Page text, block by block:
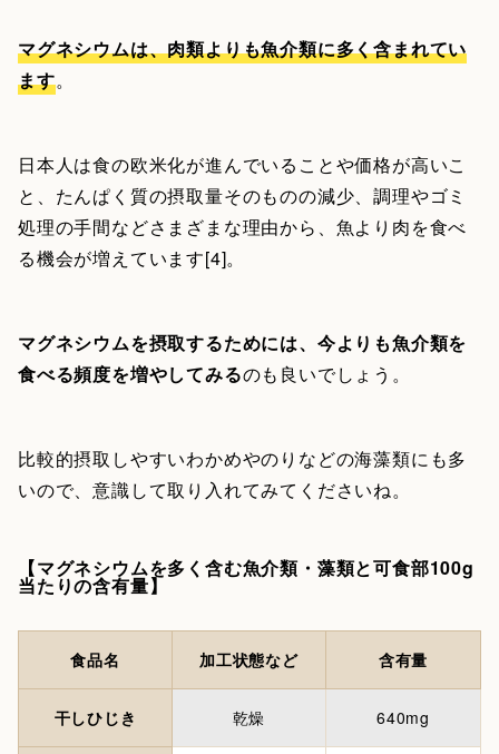
マグネシウムは、肉類よりも魚介類に多く含まれてい
ます。
日本人は食の欧米化が進んでいることや価格が高いこ
と、たんぱく質の摂取量そのものの減少、調理やゴミ
処理の手間などさまざまな理由から、魚より肉を食べ
る機会が増えています[4]。
マグネシウムを摂取するためには、今よりも魚介類を
食べる頻度を増やしてみるのも良いでしょう。
比較的摂取しやすいわかめやのりなどの海藻類にも多
いので、意識して取り入れてみてくださいね。
【マグネシウムを多く含む魚介類・藻類と可食部100g
当たりの含有量】
食品名 加工状態など 含有量
干しひじき 乾燥 640mg